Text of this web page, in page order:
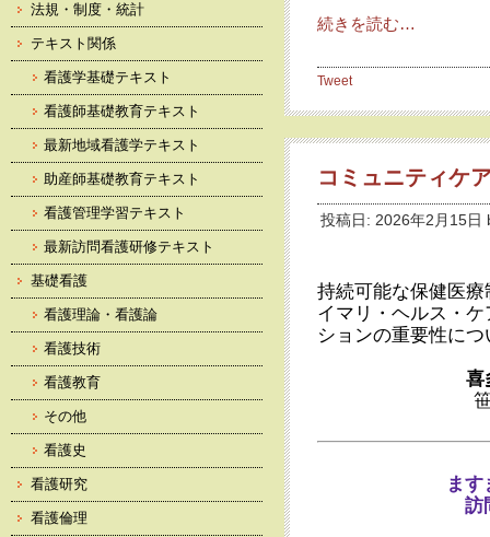
続きを読む…
Tweet
コミュニティ
投稿日: 2026年2月15日
持続可能な保健医
イマリ・ヘルス・
ションの重要性に
喜
ま
訪
法規・制度・統計
テキスト関係
看護学基礎テキスト
看護師基礎教育テキスト
最新地域看護学テキスト
助産師基礎教育テキスト
看護管理学習テキスト
最新訪問看護研修テキスト
基礎看護
看護理論・看護論
看護技術
看護教育
その他
看護史
看護研究
看護倫理